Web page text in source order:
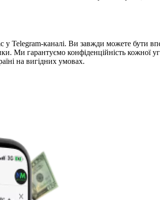
каналі. Ви завжди можете бути
Ми гарантуємо конфіденційність
на вигідних умовах.